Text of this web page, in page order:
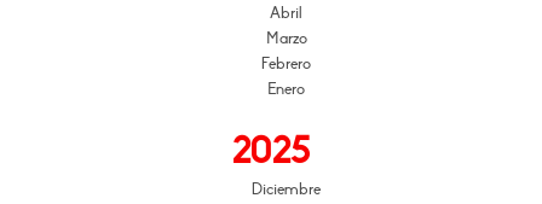
Abril
Marzo
Febrero
Enero
2025
Diciembre